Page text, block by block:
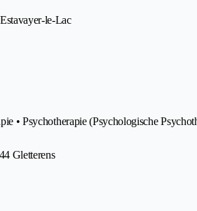
le-Lac
• Psychotherapie (Psychologische
Gletterens